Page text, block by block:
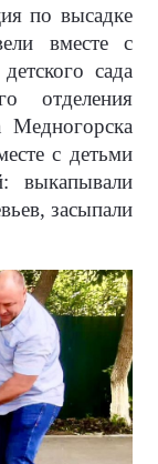
по высадке
вместе с
сада
отделения
с детьми
выкапывали
засыпали